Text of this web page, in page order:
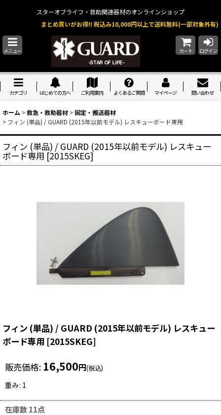
スターオブライフ・救助関連器材のオンラインショップ
まとめ買いがお得!! 税込み10,000円以上で送料無料(一部対象外有)
メニュー カート ログイン
カテゴリ はじめての方へ ご利用案内 よくあるご質問 マイページ 問い合わせ
ホーム >救急・救助器材 > 固定・搬送器材
> フィン (単品) / GUARD (2015年以前モデル) レスキューボード専用
フィン (単品) / GUARD (2015年以前モデル) レスキュー
ボード専用 [2015SKEG]
フィン (単品) / GUARD (2015年以前モデル) レスキュー
ボード専用 [2015SKEG]
販売価格: 16,500円(税込)
重み: 1
在庫数 11点